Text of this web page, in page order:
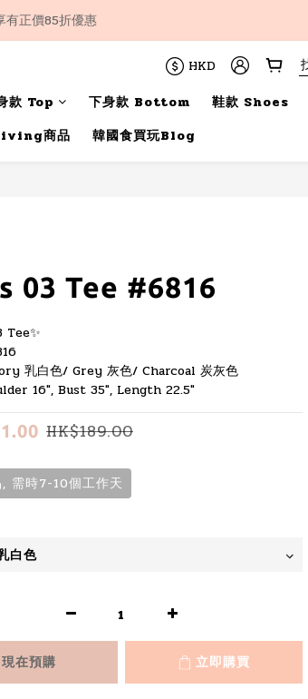
或智能櫃)
正價85折優惠
HKD
款 Top 下身款 Bottom 鞋款 Shoes
商品 韓國食買玩Blog
03 Tee #6816
Tee✨
乳白色/ Grey 灰色/ Charcoal 炭灰色
16", Bust 35", Length 22.5"
HK$189.00
需時7-10個工作天
現在預購 立即購買